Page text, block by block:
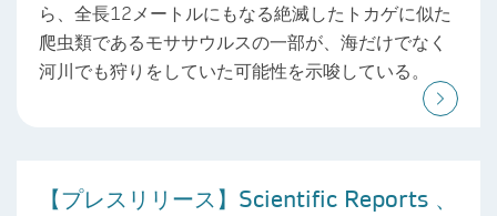
ら、全長12メートルにもなる絶滅したトカゲに似た
爬虫類であるモササウルスの一部が、海だけでなく
河川でも狩りをしていた可能性を示唆している。
【プレスリリース】Scientific Reports 、